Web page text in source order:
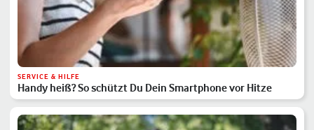
SERVICE & HILFE
Handy heiß? So schützt Du Dein Smartphone vor Hitze